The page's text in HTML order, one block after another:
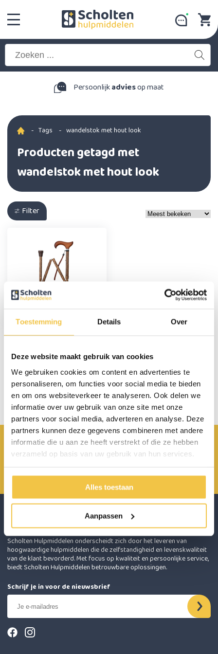
Toestemming Details Over
Deze website maakt gebruik van cookies
We gebruiken cookies om content en advertenties te
personaliseren, om functies voor social media te bieden
en om ons websiteverkeer te analyseren. Ook delen we
informatie over uw gebruik van onze site met onze
partners voor social media, adverteren en analyse. Deze
partners kunnen deze gegevens combineren met andere
informatie die u aan ze heeft verstrekt of die ze hebben
verzameld op basis van uw gebruik van hun services.
Alles toestaan
Aanpassen
Persoonlijkadviesop maat
- Tags - wandelstok met hout look
Producten getagd met
wandelstok met hout look
Filter
MultiMotion
wandelstok
print
24,95
Persoonlijk advies
Start chat
info@scholten-hulpmiddelen.nl
0485 800 814
Achterbroek 15 6596 MP Milsbeek
Scholten Hulpmiddelen onderscheidt zich door het leveren van
hoogwaardige hulpmiddelen die de zelfstandigheid en levenskwaliteit
van de klant bevorderd. Met focus op kwaliteit en persoonlijke service,
biedt Scholten Hulpmiddelen betrouwbare oplossingen.
Schrijf je in voor de nieuwsbrief